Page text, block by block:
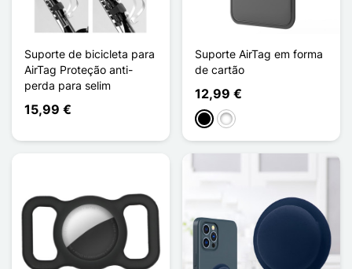
Suporte de bicicleta para
AirTag Proteção anti-
perda para selim
15,99 €
Suporte AirTag em forma
de cartão
12,99 €
PretoBranco